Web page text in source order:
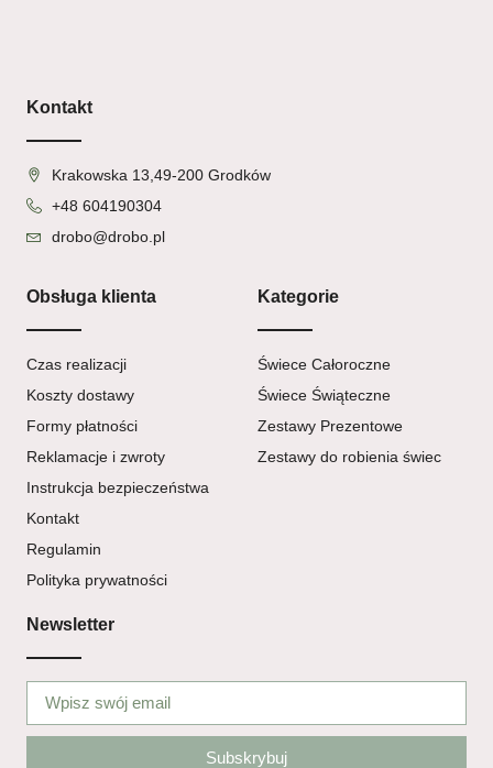
Kontakt
Krakowska 13,49-200 Grodków
+48 604190304
drobo@drobo.pl
Obsługa klienta
Czas realizacji
Koszty dostawy
Formy płatności
Reklamacje i zwroty
Instrukcja bezpieczeństwa
Kontakt
Regulamin
Polityka prywatności
Kategorie
Świece Całoroczne
Świece Świąteczne
Zestawy Prezentowe
Zestawy do robienia świec
Newsletter
Subskrybuj